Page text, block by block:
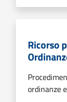
Ricorso
ordinanze